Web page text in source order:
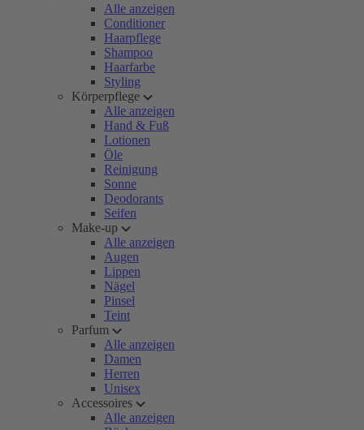
Alle anzeigen
Conditioner
Haarpflege
Shampoo
Haarfarbe
Styling
Körperpflege
Alle anzeigen
Hand & Fuß
Lotionen
Öle
Reinigung
Sonne
Deodorants
Seifen
Make-up
Alle anzeigen
Augen
Lippen
Nägel
Pinsel
Teint
Parfum
Alle anzeigen
Damen
Herren
Unisex
Accessoires
Alle anzeigen